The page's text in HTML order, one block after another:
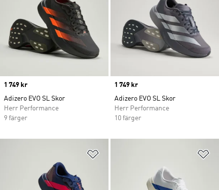
Price
1 749 kr
Adizero EVO SL Skor
Herr Performance
9 färger
Price
1 749 kr
Adizero EVO SL Skor
Herr Performance
10 färger